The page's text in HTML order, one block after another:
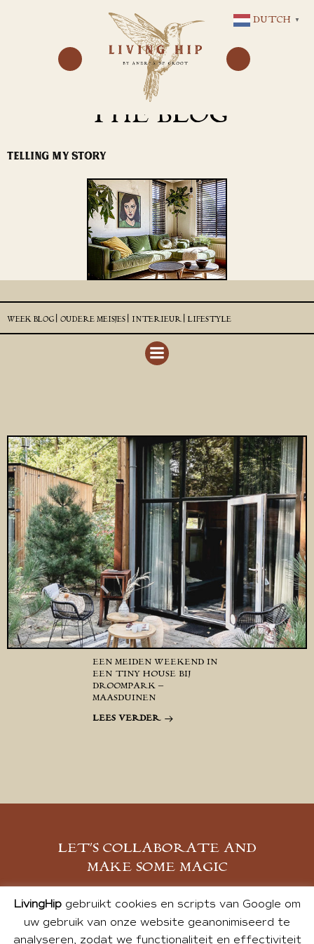
NAAR
DE
INHOUD
THE BLOG
TELLING MY STORY
WEEK BLOG | OUDERE MEISJES | INTERIEUR | LIFESTYLE
EEN MEIDEN WEEKEND IN
EEN TINY HOUSE BIJ
DROOMPARK –
MAASDUINEN
LEES VERDER
LET’S COLLABORATE AND
MAKE SOME MAGIC
MELD JE AAN
LivingHipgebruikt cookies en scripts van Google om
uw gebruik van onze website geanonimiseerd te
analyseren, zodat we functionaliteit en effectiviteit
DUTCH ▼